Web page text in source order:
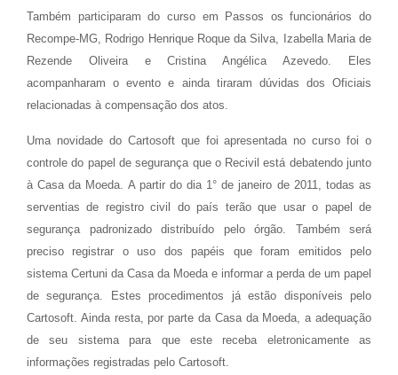
Também participaram do curso em Passos os funcionários do
Recompe-MG, Rodrigo Henrique Roque da Silva, Izabella Maria de
Rezende Oliveira e Cristina Angélica Azevedo. Eles
acompanharam o evento e ainda tiraram dúvidas dos Oficiais
relacionadas à compensação dos atos.
Uma novidade do Cartosoft que foi apresentada no curso foi o
controle do papel de segurança que o Recivil está debatendo junto
à Casa da Moeda. A partir do dia 1° de janeiro de 2011, todas as
serventias de registro civil do país terão que usar o papel de
segurança padronizado distribuído pelo órgão. Também será
preciso registrar o uso dos papéis que foram emitidos pelo
sistema Certuni da Casa da Moeda e informar a perda de um papel
de segurança. Estes procedimentos já estão disponíveis pelo
Cartosoft. Ainda resta, por parte da Casa da Moeda, a adequação
de seu sistema para que este receba eletronicamente as
informações registradas pelo Cartosoft.